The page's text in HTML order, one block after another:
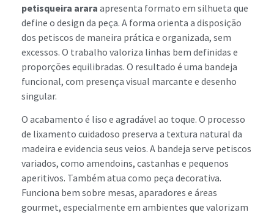
petisqueira arara apresenta formato em silhueta que
define o design da peça. A forma orienta a disposição
dos petiscos de maneira prática e organizada, sem
excessos. O trabalho valoriza linhas bem definidas e
proporções equilibradas. O resultado é uma bandeja
funcional, com presença visual marcante e desenho
singular.
O acabamento é liso e agradável ao toque. O processo
de lixamento cuidadoso preserva a textura natural da
madeira e evidencia seus veios. A bandeja serve petiscos
variados, como amendoins, castanhas e pequenos
aperitivos. Também atua como peça decorativa.
Funciona bem sobre mesas, aparadores e áreas
gourmet, especialmente em ambientes que valorizam